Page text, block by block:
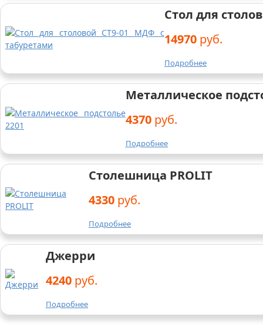
Стол для
14970руб.
Подробнее
Металлическое
4370руб.
Подробнее
Столешница PROLIT
4330 руб.
Подробнее
Джерри
4240руб.
Подробнее